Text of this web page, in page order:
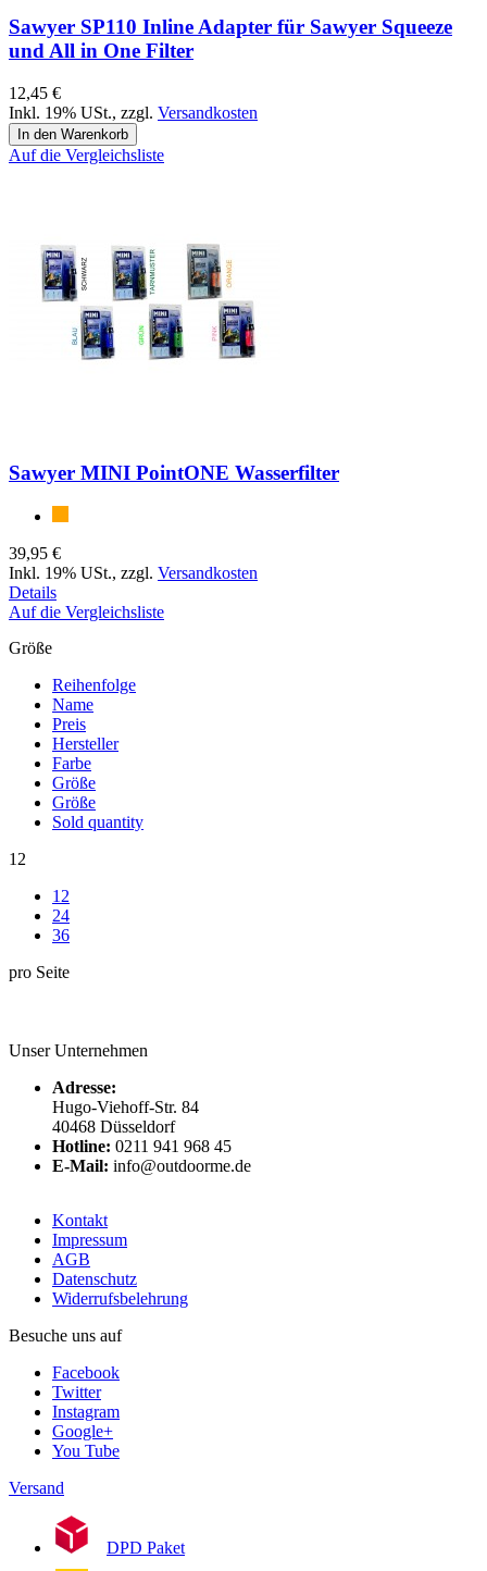
Sawyer SP110 Inline Adapter für Sawyer Squeeze
und All in One Filter
12,45 €
Inkl. 19% USt., zzgl. Versandkosten
In den Warenkorb
Auf die Vergleichsliste
Sawyer MINI PointONE Wasserfilter
39,95 €
Inkl. 19% USt., zzgl. Versandkosten
Details
Auf die Vergleichsliste
Größe
Reihenfolge
Name
Preis
Hersteller
Farbe
Größe
Größe
Sold quantity
12
12
24
36
pro Seite
Unser Unternehmen
Adresse:
Hugo-Viehoff-Str. 84
40468 Düsseldorf
Hotline: 0211 941 968 45
E-Mail: info@outdoorme.de
Kontakt
Impressum
AGB
Datenschutz
Widerrufsbelehrung
Besuche uns auf
Facebook
Twitter
Instagram
Google+
You Tube
Versand
DPD Paket